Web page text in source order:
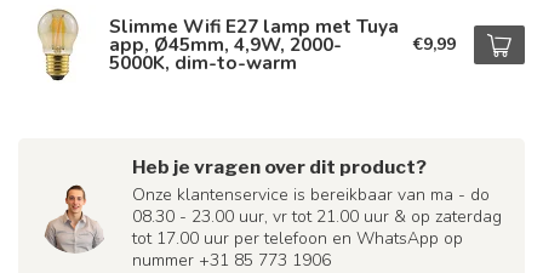
Slimme Wifi E27 lamp met Tuya
app, Ø45mm, 4,9W, 2000-
5000K, dim-to-warm
€9,99
Heb je vragen over dit product?
Onze klantenservice is bereikbaar van ma - do
08.30 - 23.00 uur, vr tot 21.00 uur & op zaterdag
tot 17.00 uur per telefoon en WhatsApp op
nummer +31 85 773 1906